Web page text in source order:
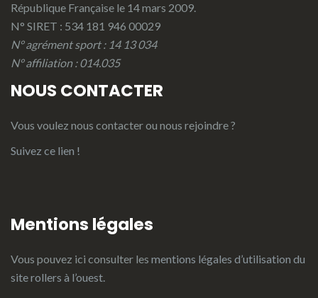
République Française le 14 mars 2009.
N° SIRET : 534 181 946 00029
N° agrément sport : 14 13 034
N° affiliation : 014.035
NOUS CONTACTER
Vous voulez nous contacter ou nous rejoindre ?
Suivez ce lien !
Mentions légales
Vous pouvez ici consulter les mentions légales d’utilisation du
site rollers à l’ouest.